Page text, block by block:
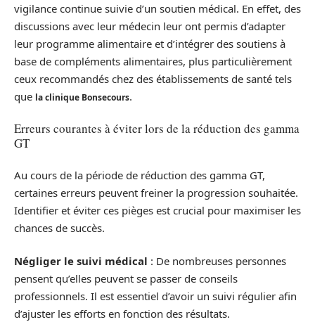
vigilance continue suivie d’un soutien médical. En effet, des
discussions avec leur médecin leur ont permis d’adapter
leur programme alimentaire et d’intégrer des soutiens à
base de compléments alimentaires, plus particulièrement
ceux recommandés chez des établissements de santé tels
que la clinique Bonsecours.
Erreurs courantes à éviter lors de la réduction des gamma
GT
Au cours de la période de réduction des gamma GT,
certaines erreurs peuvent freiner la progression souhaitée.
Identifier et éviter ces pièges est crucial pour maximiser les
chances de succès.
Négliger le suivi médical : De nombreuses personnes
pensent qu’elles peuvent se passer de conseils
professionnels. Il est essentiel d’avoir un suivi régulier afin
d’ajuster les efforts en fonction des résultats.